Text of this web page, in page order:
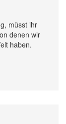
müsst ihr
denen wir
haben.